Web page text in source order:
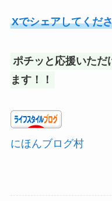
Xでシェアしてくだ
ポチッと応援いただ
ます！！
にほんブログ村